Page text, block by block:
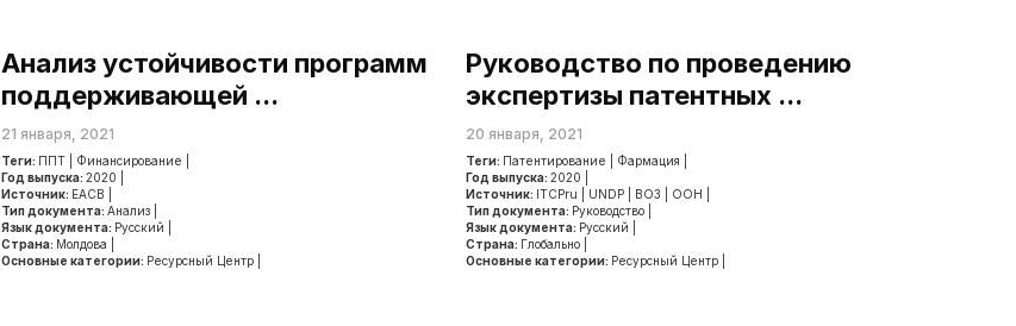
Анализ устойчивости программ
поддерживающей ...
21 января, 2021
Теги: ППТ| Финансирование
Год выпуска: 2020
Источник: ЕАСВ
Тип документа: Анализ|
Язык документа: Русский
Страна: Молдова
Основные категории: Ресурсный Центр|
Руководство по проведению
экспертизы патентных ...
20 января, 2021
Теги: Патентирование Фармация
Год выпуска: 2020
Источник: ITCPru UNDP| ВОЗ ООН
Тип документа: Руководство|
Язык документа: Русский
Страна: Глобально|
Основные категории: Ресурсный Центр|